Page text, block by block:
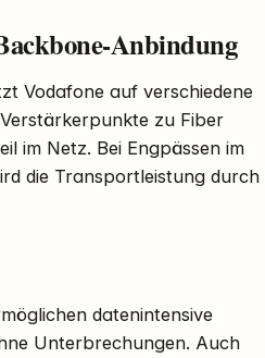
Anbindung
Vodafone auf verschiedene
zu Fiber
im Netz. Bei Engpässen im
die Transportleistung durch
datenintensive
Unterbrechungen. Auch